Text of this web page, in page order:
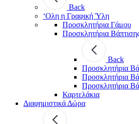
Back
‘Ολη η Γραφική Ύλη
Προσκλητήρια Γάμου
Προσκλητήρια
Back
Προσκλητήρια
Προσκλητήρια
Προσκλητήρια
Καρτελάκια
Διαφημιστικά Δώρα